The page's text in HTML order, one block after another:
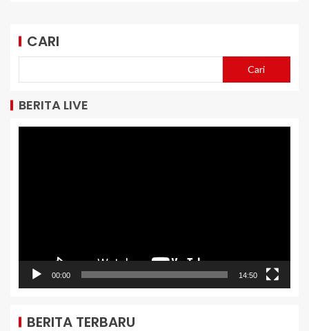
CARI
Cari
BERITA LIVE
00:00 14:50
BERITA TERBARU